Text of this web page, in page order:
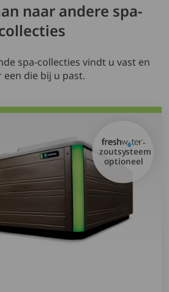
naar andere spa-
spa-collecties vindt u vast en
een die bij u past.
zoutsysteem
optioneel
-